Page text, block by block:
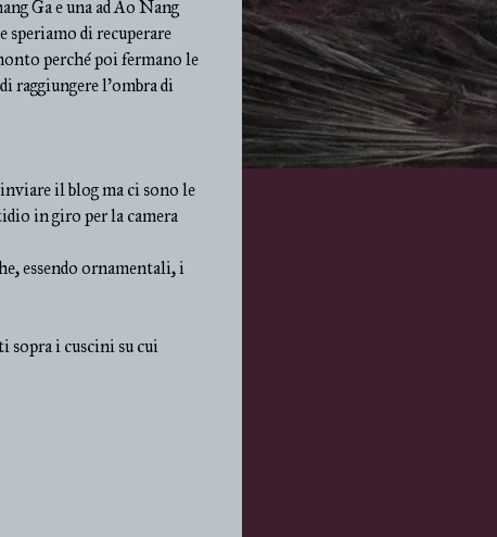
Ga e una ad Ao Nang
speriamo di recuperare
perché poi fermano le
raggiungere l'ombra di
il blog ma ci sono le
in giro per la camera
essendo ornamentali, i
sopra i cuscini su cui